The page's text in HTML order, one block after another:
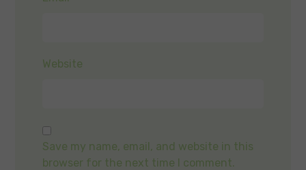
Website
Save my name, email, and website in this
browser for the next time I comment.